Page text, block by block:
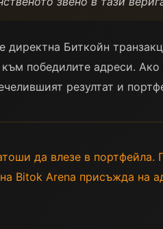
Биткойн
победилите адреси.
резултат и
да влезе в
Bitok Arena присъжда на